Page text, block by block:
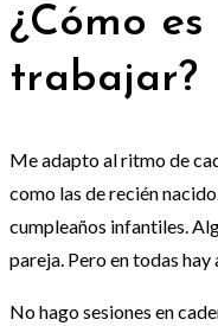
¿Cómo
trabajar?
Me adapto al ritmo de
como las de recién
cumpleaños infantiles.
pareja. Pero en todas
No hago sesiones en